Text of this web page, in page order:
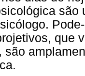
são
que
são